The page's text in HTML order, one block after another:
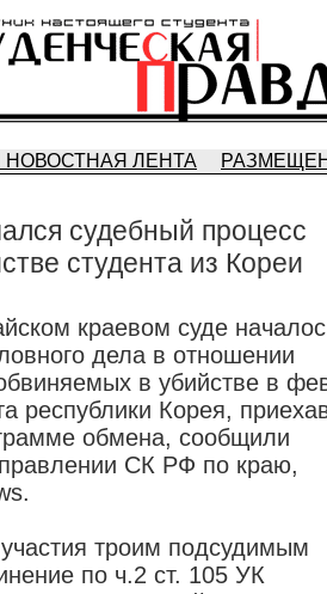
НОВОСТНАЯ ЛЕНТА
судебный процесс
студента из Кореи
краевом суде
дела в отношении
в убийстве в
республики Корея,
обмена, сообщили
СК РФ по краю,
троим подсудимым
по ч.2 ст. 105 УК